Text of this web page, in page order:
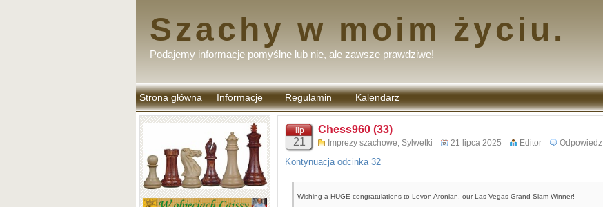
Szachy w moim życiu.
Podajemy informacje pomyślne lub nie, ale zawsze prawdziwe!
Strona główna Informacje Regulamin
komentarzy
Kalendarz
lip
21
Chess960 (33)
Imprezy szachowe, Sylwetki 21 lipca 2025 Editor Odpowiedz
Kontynuacja odcinka 32
Wishing a HUGE congratulations to Levon Aronian, our Las Vegas Grand Slam Winner!